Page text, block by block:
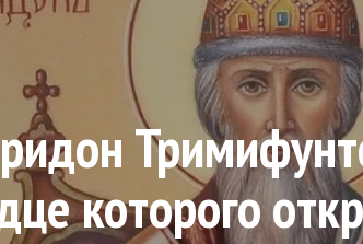
которого